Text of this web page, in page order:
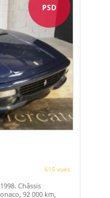
PSD
615 vues
Châssis
92 000 km,